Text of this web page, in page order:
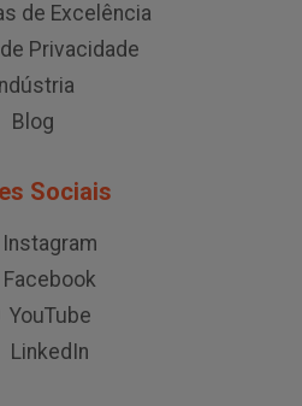
de Excelência
Privacidade
Indústria
Blog
Sociais
Instagram
Facebook
YouTube
LinkedIn